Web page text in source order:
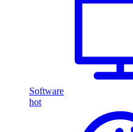
Software
hot